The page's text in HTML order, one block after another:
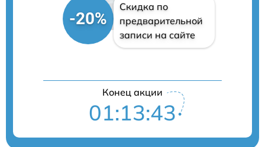
-20%
Скидка по
предварительной
записи на сайте
Конец акции
01:13:43